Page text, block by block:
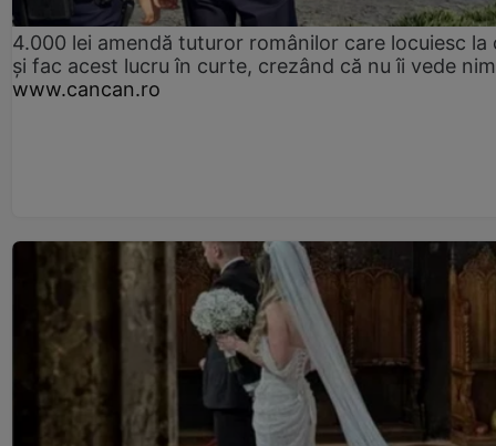
4.000 lei amendă tuturor românilor care locuiesc la
și fac acest lucru în curte, crezând că nu îi vede
www.cancan.ro